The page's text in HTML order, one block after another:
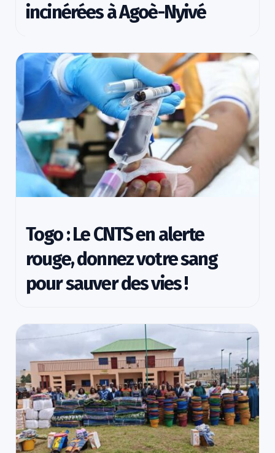
incinérées à Agoè-Nyivé
Togo : Le CNTS en alerte
rouge, donnez votre sang
pour sauver des vies !